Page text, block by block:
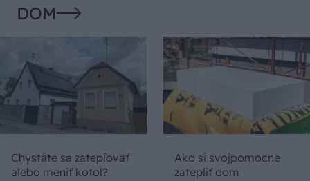
DOM
Chystáte sa zatepľovať
alebo meniť kotol?
Ako si svojpomocne
zatepliť dom